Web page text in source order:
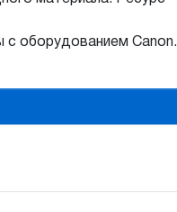
с оборудованием Canon.